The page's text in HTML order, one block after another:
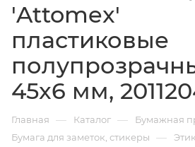
'Attomex'
пластиковые
45x6 мм,
Главная — Каталог — Бумажная
Бумага для заметок, стикеры —